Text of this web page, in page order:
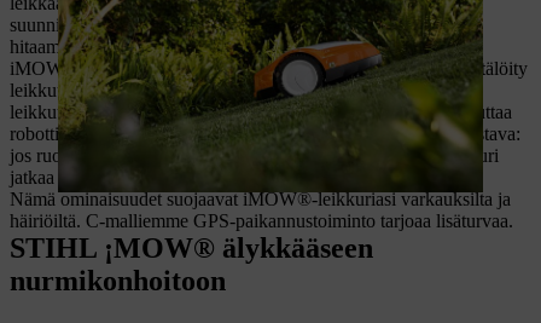
suunniteltu, akku latautuu automaattisesti kevyemmällä ja
hitaammalla latauksella.
iMOW® luo automaattisesti leikkuusuunnitelman, joka on räätälöity
leikkuualueen kokoon. Voit muokata tätä esimääritettyä
leikkuusuunnitelmaa milloin tahansa tarpeidesi mukaan ja muuttaa
robottiruohonleikkurin toiminta-aikoja. iMOW® on myös joustava:
jos ruohonleikkuu keskeytyy, esimerkiksi sateen vuoksi, leikkuri
jatkaa tätä prosessia seuraavan toimintajakson aikana.
Nämä ominaisuudet suojaavat iMOW®-leikkuriasi varkauksilta ja
häiriöiltä. C-malliemme GPS-paikannustoiminto tarjoaa lisäturvaa.
STIHL ¡MOW® älykkääseen
nurmikonhoitoon